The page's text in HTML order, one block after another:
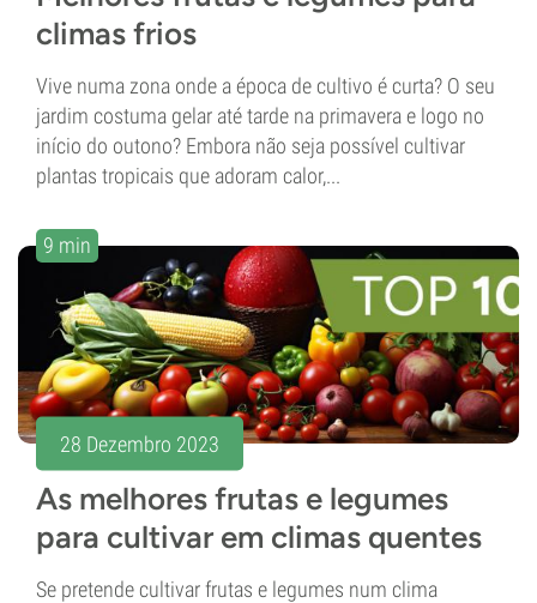
climas frios
Vive numa zona onde a época de cultivo é curta? O seu
jardim costuma gelar até tarde na primavera e logo no
início do outono? Embora não seja possível cultivar
plantas tropicais que adoram calor,...
9 min
28 Dezembro 2023
As melhores frutas e legumes
para cultivar em climas quentes
Se pretende cultivar frutas e legumes num clima